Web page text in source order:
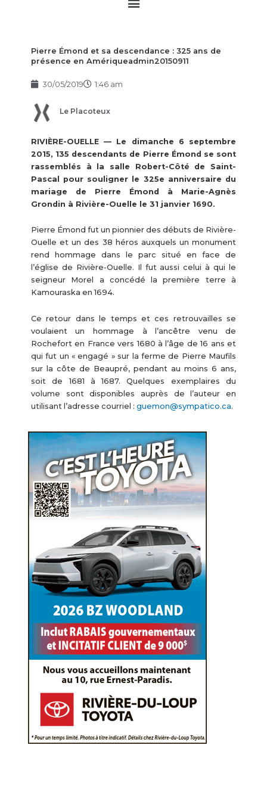
Pierre Émond et sa descendance : 325 ans de
présence en Amériqueadmin20150911
30/05/2019 1:46 am
Le Placoteux
RIVIÈRE-OUELLE — Le dimanche 6 septembre
2015, 135 descendants de Pierre Émond se sont
rassemblés à la salle Robert-Côté de Saint-
Pascal pour souligner le 325e anniversaire du
mariage de Pierre Émond à Marie-Agnès
Grondin à Rivière-Ouelle le 31 janvier 1690.
Pierre Émond fut un pionnier des débuts de Rivière-
Ouelle et un des 38 héros auxquels un monument
rend hommage dans le parc situé en face de
l’église de Rivière-Ouelle. Il fut aussi celui à qui le
seigneur Morel a concédé la première terre à
Kamouraska en 1694.
Ce retour dans le temps et ces retrouvailles se
voulaient un hommage à l’ancêtre venu de
Rochefort en France vers 1680 à l’âge de 16 ans et
qui fut un « engagé » sur la ferme de Pierre Maufils
sur la côte de Beaupré, pendant au moins 6 ans,
soit de 1681 à 1687. Quelques exemplaires du
volume sont disponibles auprès de l’auteur en
utilisant l’adresse courriel : guemon@sympatico.ca.